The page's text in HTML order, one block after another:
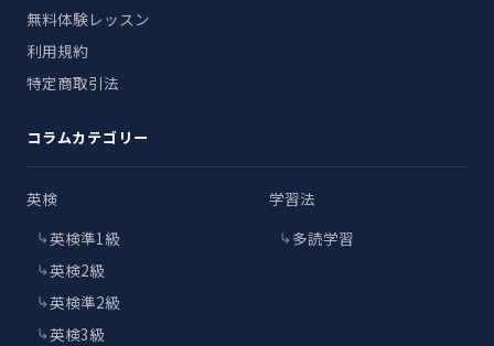
無料体験レッスン
利用規約
特定商取引法
コラムカテゴリー
英検
英検準1級
英検2級
英検準2級
英検3級
学習法
多読学習